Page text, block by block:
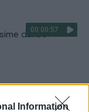
Information
00:00:57
darbo